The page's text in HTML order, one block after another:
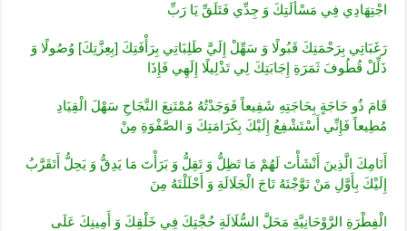
اجْتِهَادِي فِي مَسْأَلَتِكَ وَ جِدِّي فَتَلَقِّ يَا رَبِّ
رَغَبَاتِي بِرَحْمَتِكَ قَبُولًا وَ سَهِّلْ إِلَيَّ طَلِبَاتِي بِرَأْفَتِكَ [بِعِزَّتِكَ‏] وُصُولًا وَ
ذَلِّلْ قُطُوفَ ثَمَرَةِ إِجَابَتِكَ لِي تَذْلِيلًا إِلَهِي فَإِذَا
قَامَ ذُو حَاجَةٍ بِحَاجَتِهِ شَفِيعاً فَوَجَدْتُهُ مُمْتَنِعَ النَّجَاحِ سَهْلَ الْقِيَادِ
مُطِيعاً فَإِنِّي أَسْتَشْفِعُ إِلَيْكَ بِكَرَامَتِكَ وَ الصَّفْوَةِ مِنْ
أَنَامِكَ الَّذِينَ أَنْشَأْتَ لَهُمْ مَا تَظِلُّ وَ تَقِلُّ وَ بَرَأْتَ مَا يَدِقُّ وَ يَحِلُّ أَتَقَرَّبُ
إِلَيْكَ بِأَوَّلِ مَنْ تَوَّجْتَهُ تَاجَ الْجَلَالَةِ وَ أَحْلَلْتَهُ مِنَ
الْفِطْرَةِ الرَّوْحَانِيَّةِ مَحَلَّ السُّلَالَةِ حُجَّتِكَ فِي خَلْقِكَ وَ أَمِينِكَ عَلَى